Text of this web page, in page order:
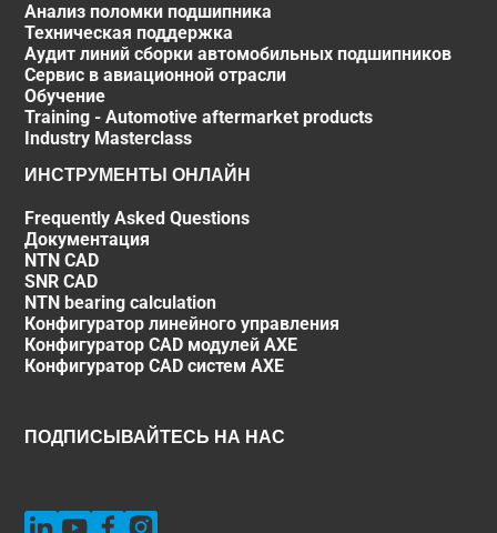
Анализ поломки подшипника
Техническая поддержка
Аудит линий сборки автомобильных подшипников
Сервис в авиационной отрасли
Обучение
Training - Automotive aftermarket products
Industry Masterclass
ИНСТРУМЕНТЫ ОНЛАЙН
Frequently Asked Questions
Документация
NTN CAD
SNR CAD
NTN bearing calculation
Конфигуратор линейного управления
Конфигуратор CAD модулей AXE
Конфигуратор CAD систем AXE
ПОДПИСЫВАЙТЕСЬ НА НАС